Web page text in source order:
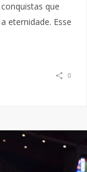
que
eternidade. Esse
0